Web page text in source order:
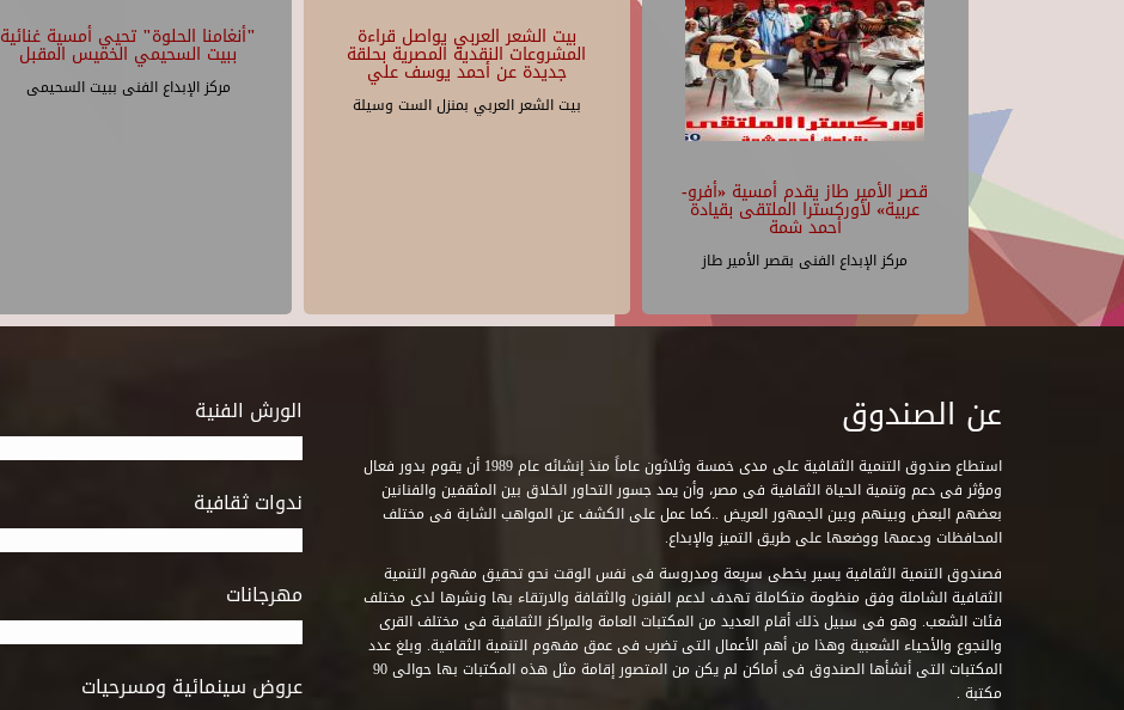
"أنغامنا الحلوة" تحيي أمسية غنائية
ببيت السحيمي الخميس المقبل
مركز الإبداع الفنى ببيت السحيمى
بيت الشعر العربي يواصل قراءة
المشروعات النقدية المصرية بحلقة
جديدة عن أحمد يوسف علي
بيت الشعر العربي بمنزل الست وسيلة
قصر الأمير طاز يقدم أمسية «أفرو-
عربية» لأوركسترا الملتقى بقيادة
أحمد شمة
مركز الإبداع الفنى بقصر الأمير طاز
الورش الفنية
ندوات ثقافية
مهرجانات
عروض سينمائية ومسرحيات
عن الصندوق
استطاع صندوق التنمية الثقافية على مدى خمسة وثلاثون عاماً منذ إنشائه عام 1989 أن يقوم بدور فعال
ومؤثر فى دعم وتنمية الحياة الثقافية فى مصر، وأن يمد جسور التحاور الخلاق بين المثقفين والفنانين
بعضهم البعض وبينهم وبين الجمهور العريض ..كما عمل على الكشف عن المواهب الشابة فى مختلف
المحافظات ودعمها ووضعها على طريق التميز والإبداع.
فصندوق التنمية الثقافية يسير بخطى سريعة ومدروسة فى نفس الوقت نحو تحقيق مفهوم التنمية
الثقافية الشاملة وفق منظومة متكاملة تهدف لدعم الفنون والثقافة والارتقاء بها ونشرها لدى مختلف
فئات الشعب. وهو فى سبيل ذلك أقام العديد من المكتبات العامة والمراكز الثقافية فى مختلف القرى
والنجوع والأحياء الشعبية وهذا من أهم الأعمال التى تضرب فى عمق مفهوم التنمية الثقافية. وبلغ عدد
المكتبات التى أنشأها الصندوق فى أماكن لم يكن من المتصور إقامة مثل هذه المكتبات بها حوالى 90
مكتبة .